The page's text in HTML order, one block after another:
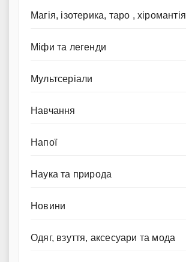
Магія, ізотерика, таро , хіромантія
Міфи та легенди
Мультсеріали
Навчання
Напої
Наука та природа
Новини
Одяг, взуття, аксесуари та мода